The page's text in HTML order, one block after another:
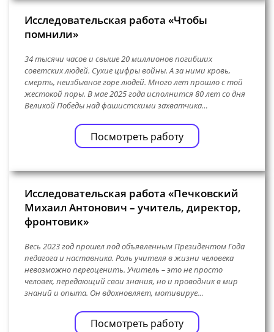
Исследовательская работа «Чтобы
помнили»
34 тысячи часов и свыше 20 миллионов погибших
советских людей. Сухие цифры войны. А за ними кровь,
смерть, неизбывное горе людей. Много лет прошло с той
жестокой поры. В мае 2025 года исполнится 80 лет со дня
Великой Победы над фашистскими захватчика…
Посмотреть работу
Исследовательская работа «Печковский
Михаил Антонович – учитель, директор,
фронтовик»
Весь 2023 год прошел под объявленным Президентом Года
педагога и наставника. Роль учителя в жизни человека
невозможно переоценить. Учитель – это не просто
человек, передающий свои знания, но и проводник в мир
знаний и опыта. Он вдохновляет, мотивируе…
Посмотреть работу